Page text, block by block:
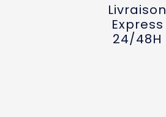
Livraison
Express
24/48H